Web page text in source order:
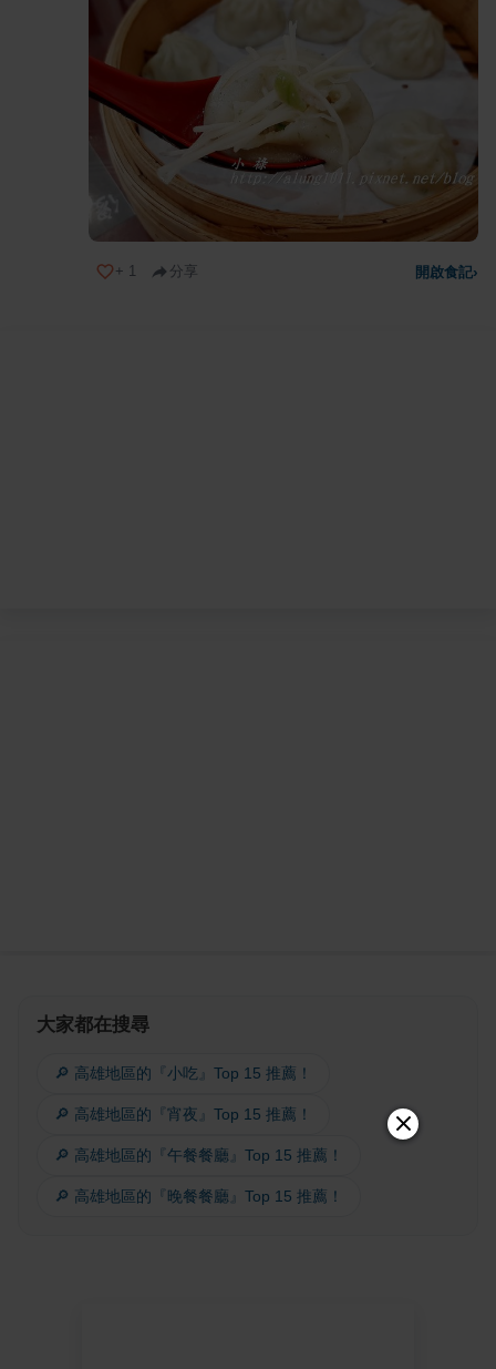
+ 1 分享 開啟食記›
大家都在搜尋
🔎 高雄地區的『小吃』Top 15 推薦！
🔎 高雄地區的『宵夜』Top 15 推薦！
🔎 高雄地區的『午餐餐廳』Top 15 推薦！
🔎 高雄地區的『晚餐餐廳』Top 15 推薦！